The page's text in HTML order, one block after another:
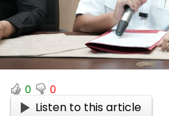
0 0
Listen to this article